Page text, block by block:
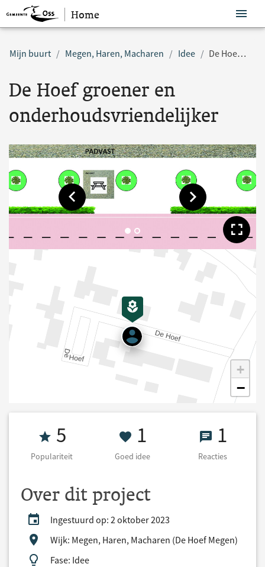
Sla navigatie over
Home
Mijn buurt Megen, Haren, Macharen Idee De Hoef groener en onderhoudsvriendelijker
De Hoef groener en
onderhoudsvriendelijker
Toon vorige afbeelding Toon volgende
+
−
Populariteit 5
5
Populariteit
1 Goed idee
1
Goed idee
1 1
Reacties
Over dit project
Ingestuurd op: 2 oktober 2023
Wijk: Megen, Haren, Macharen (De Hoef Megen)
Fase: Idee